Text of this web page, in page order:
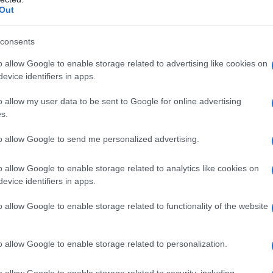
allow Google to enable storage related to advertising like cookies on
identifiers in apps.
allow my user data to be sent to Google for online advertising
allow Google to send me personalized advertising.
allow Google to enable storage related to analytics like cookies on
identifiers in apps.
allow Google to enable storage related to functionality of the website
allow Google to enable storage related to personalization.
o ad uno qualsiasi degli eccipienti elencati al
5 volte al giorno ad intervalli di circa 4 ore.
lesioni o sulle zone dove si stanno sviluppando le
ricorrenti durante la fase dei prodromi o al primo
per almeno 4 giorni per l’herpes labialis e
è avuta guarigione il trattamento può continuare